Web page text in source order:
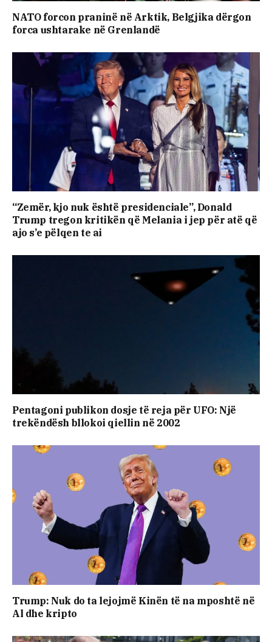
NATO forcon praninë në Arktik, Belgjika dërgon
forca ushtarake në Grenlandë
“Zemër, kjo nuk është presidenciale”, Donald
Trump tregon kritikën që Melania i jep për atë që
ajo s’e pëlqen te ai
Pentagoni publikon dosje të reja për UFO: Një
trekëndësh bllokoi qiellin në 2002
Trump: Nuk do ta lejojmë Kinën të na mposhtë në
Al dhe kripto